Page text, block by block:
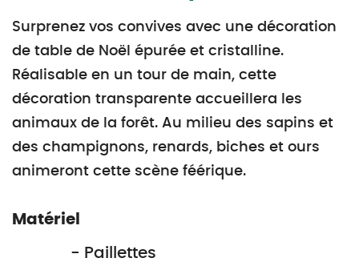
Surprenez vos convives avec une décoration
de table de Noël épurée et cristalline.
Réalisable en un tour de main, cette
décoration transparente accueillera les
animaux de la forêt. Au milieu des sapins et
des champignons, renards, biches et ours
animeront cette scène féérique.
Matériel
- Paillettes